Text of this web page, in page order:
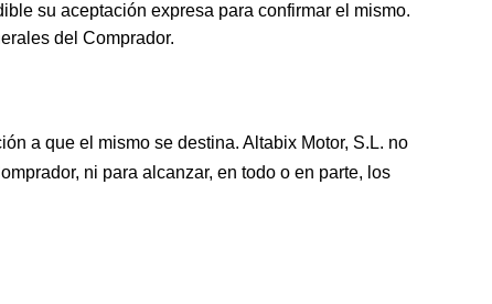
su aceptación expresa para confirmar el mismo.
del Comprador.
a que el mismo se destina. Altabix Motor, S.L. no
ni para alcanzar, en todo o en parte, los